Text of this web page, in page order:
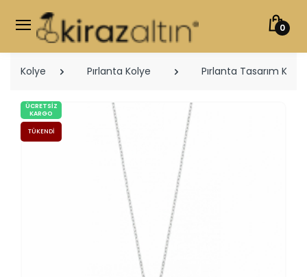
0
Kolye Pırlanta Kolye Pırlanta Tasarım
ÜCRETSIZ
KARGO
TÜKENDI